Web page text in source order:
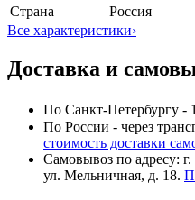
Страна
Россия
Все характеристики›
Доставка и
По Санкт-Петербургу -
По России - через
стоимость доставки
Самовывоз по адресу:
ул. Мельничная, д. 18.